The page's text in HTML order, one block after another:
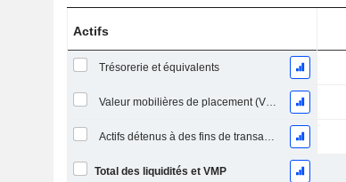
Actifs
Trésorerie et équivalents
Valeur mobilières de placement (VMP) à court terme
Actifs détenus à des fins de transaction Titres, totalActifs détenus à des fins de transactions (Trading), Total.
Total des liquidités et VMP